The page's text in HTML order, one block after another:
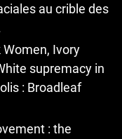
au crible des
Ivory
supremacy in
: Broadleaf
: the